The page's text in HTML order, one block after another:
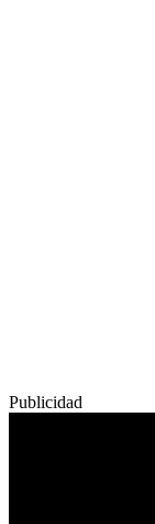
Publicidad